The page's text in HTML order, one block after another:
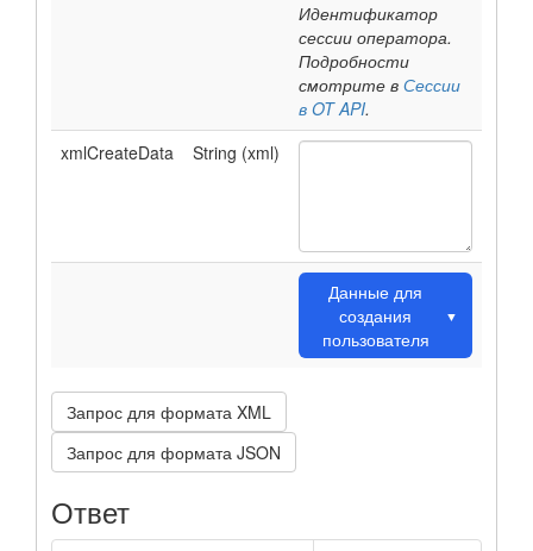
Идентификатор
сессии оператора.
Подробности
смотрите в Сессии
в OT API.
xmlCreateData
String (xml)
Данные для
создания
пользователя
▼
Запрос для формата XML
Запрос для формата JSON
Ответ